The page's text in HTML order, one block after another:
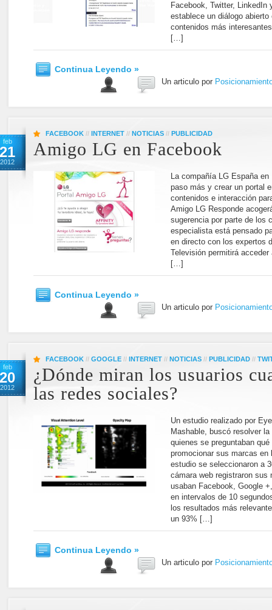
Facebook, Twitter,
establece un diálogo
contenidos más
[…]
Continua Leyendo »
Un articulo por
feb
21
2012
FACEBOOK // INTERNET // NOTICIAS // PUBLICIDAD
Amigo LG en Facebook
La compañía LG España
paso más y crear un portal
contenidos e interacción
Amigo LG Responde
sugerencia por parte de los
especialista está pensado
en directo con los expertos
Televisión permitirá
[…]
Continua Leyendo »
Un articulo por
feb
20
2012
FACEBOOK // GOOGLE // INTERNET // NOTICIAS // PUBLICIDAD //
¿Dónde miran los usuarios
las redes sociales?
Un estudio realizado por
Mashable, buscó resolver
quienes se preguntaban
promocionar sus marcas
estudio se seleccionaron a
cámara web registraron
usaban Facebook, Google
en intervalos de 10
los resultados más
un 93% […]
Continua Leyendo »
Un articulo por